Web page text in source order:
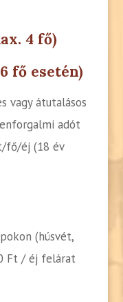
4 fő)
fő esetén)
vagy átutalásos
adót
fő/éj (18 év
(húsvét,
Ft / éj felárat